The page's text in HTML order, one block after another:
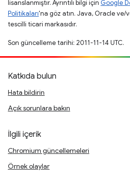
lisanslanmıştır. Ayrıntılı bilgi için Google
Politikaları'na göz atın. Java, Oracle ve/
tescilli ticari markasıdır.
Son güncelleme tarihi: 2011-11-14 UTC.
Katkıda bulun
Hata bildirin
Açık sorunlara bakın
İlgili içerik
Chromium güncellemeleri
Örnek olaylar